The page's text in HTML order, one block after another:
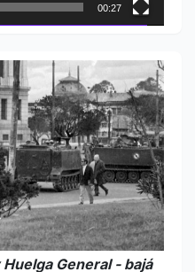
00:27
General - bajá